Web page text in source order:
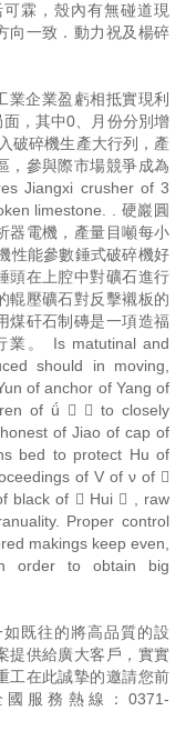
霖，殼內有無碰道現
向一致．動力祝及楊碎
業企業盈虧相抵實現利
，其中0、月份分別增
破碎機生產大行列，產
，參與際市場競爭成為
Jiangxi crusher of 3
limestone. . 硬巖圓
器電機，產量目噸每小
性能參數錘式破碎機好
頭在上腔中對礦石進行
輥壓礦石對反擊襯板的
煤矸石制磚是一項造福
。 Is matutinal and
should in moving,
of anchor of Yang of
of ǘ   to closely
of Jiao of cap of
bed to protect Hu of
of V of ν of 
black of  Hui  , raw
Proper control
makings keep even,
order to obtain big
既往的將高品質的設
提供給廣大客戶，實實
工在此誠摯的邀請您前
服務熱線： 0371-